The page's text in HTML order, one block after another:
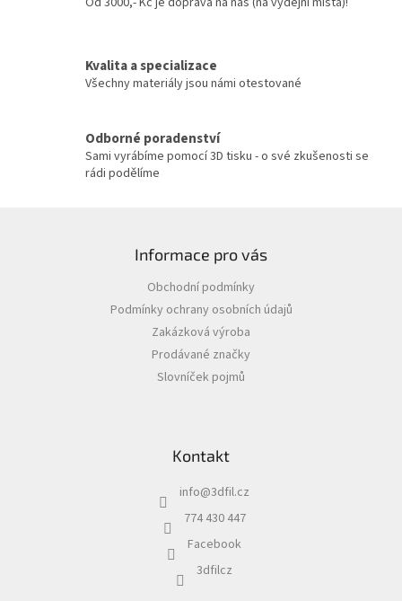
k
y
p
i
Kvalita a specializace
Všechny materiály jsou námi otestované
Odborné poradenství
Sami vyrábíme pomocí 3D tisku - o své zkušenosti se
rádi podělíme
Informace pro vás
Obchodní podmínky
Podmínky ochrany osobních údajů
Zakázková výroba
Prodávané značky
Slovníček pojmů
Kontakt
info@3dfil.cz
774 430 447
Facebook
3dfilcz